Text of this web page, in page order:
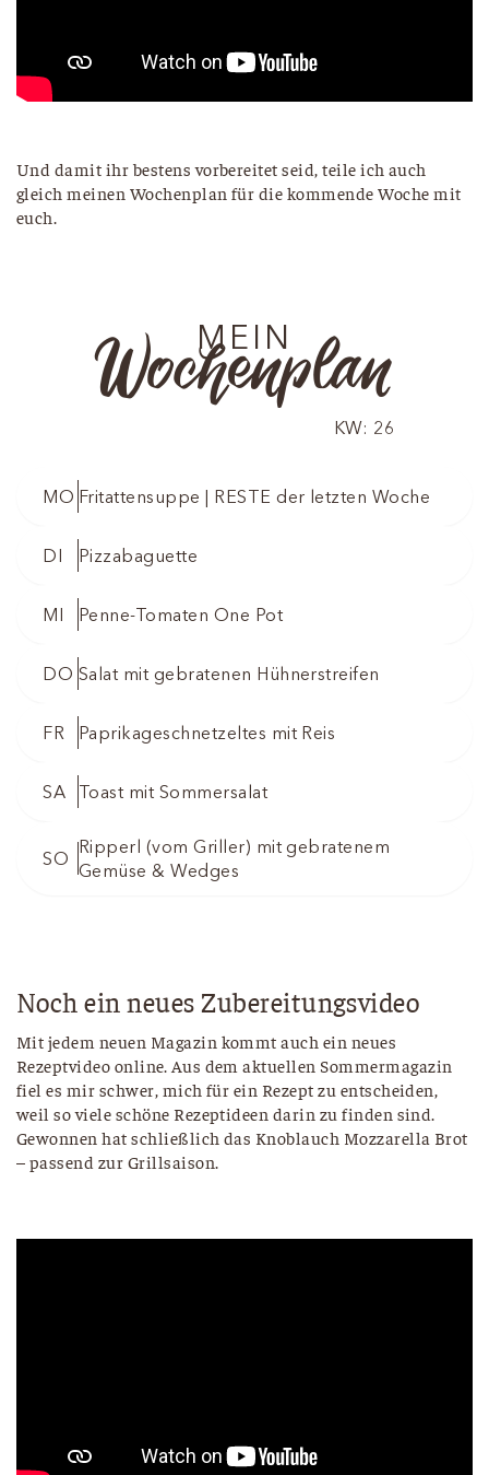
Und damit ihr bestens vorbereitet seid, teile ich auch
gleich meinen Wochenplan für die kommende Woche mit
euch.
MEIN
Wochenplan
KW: 26
MO Fritattensuppe | RESTE der letzten Woche
DI Pizzabaguette
MI Penne-Tomaten One Pot
DO Salat mit gebratenen Hühnerstreifen
FR Paprikageschnetzeltes mit Reis
SA Toast mit Sommersalat
SO
Ripperl (vom Griller) mit gebratenem
Gemüse & Wedges
Noch ein neues Zubereitungsvideo
Mit jedem neuen Magazin kommt auch ein neues
Rezeptvideo online. Aus dem aktuellen Sommermagazin
fiel es mir schwer, mich für ein Rezept zu entscheiden,
weil so viele schöne Rezeptideen darin zu finden sind.
Gewonnen hat schließlich das Knoblauch Mozzarella Brot
– passend zur Grillsaison.